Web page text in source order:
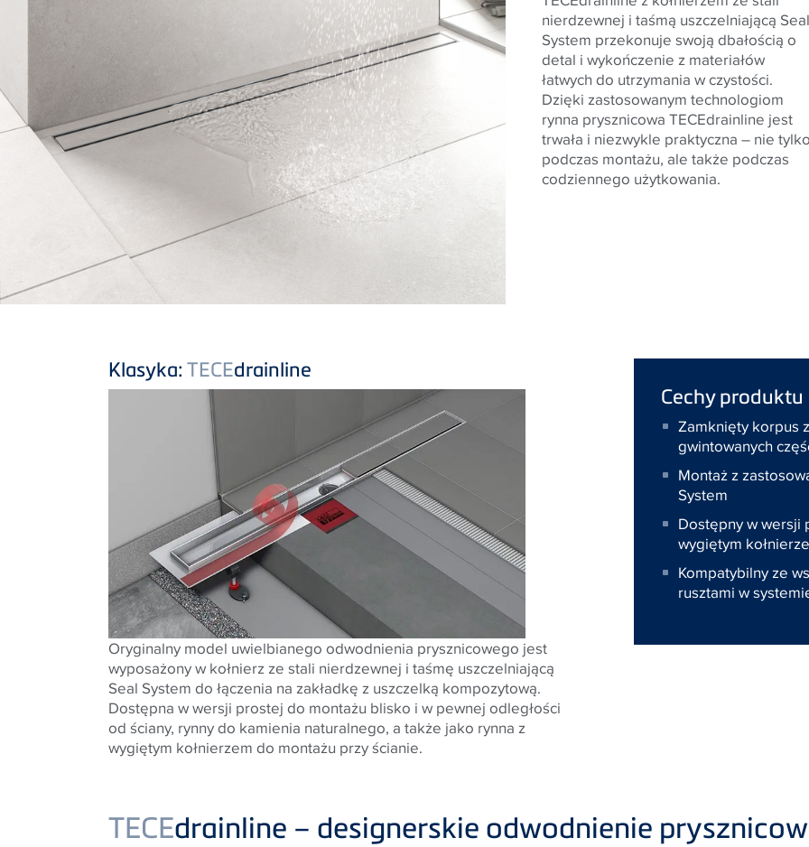
nierdzewnej i taśmą uszczelniającą Seal
System przekonuje swoją dbałością o
detal i wykończenie z materiałów
łatwych do utrzymania w czystości.
Dzięki zastosowanym technologiom
rynna prysznicowa TECEdrainline jest
trwała i niezwykle praktyczna – nie
podczas montażu, ale także podczas
codziennego użytkowania.
Klasyka: TECEdrainline
Oryginalny model uwielbianego odwodnienia prysznicowego jest
wyposażony w kołnierz ze stali nierdzewnej i taśmę uszczelniającą
Seal System do łączenia na zakładkę z uszczelką kompozytową.
Dostępna w wersji prostej do montażu blisko i w pewnej odległości
od ściany, rynny do kamienia naturalnego, a także jako rynna z
wygiętym kołnierzem do montażu przy ścianie.
Cechy produktu
Zamknięty korpus
gwintowanych
Montaż z
System
Dostępny w wersji
wygiętym
Kompatybilny ze
rusztami w
TECEdrainline – designerskie odwodnienie